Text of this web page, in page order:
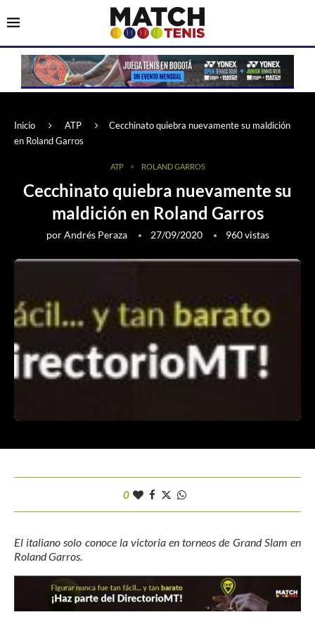
Inicio ATP
Cecchinato quiebra nuevamente su maldición
en Roland Garros
ATP ROLAND GARROS
Cecchinato quiebra nuevamente su
maldición en Roland Garros
porAndrés Peraza 27/09/2020 960vistas
0
El italiano solo conoce la victoria en torneos de Grand Slam en
Roland Garros.